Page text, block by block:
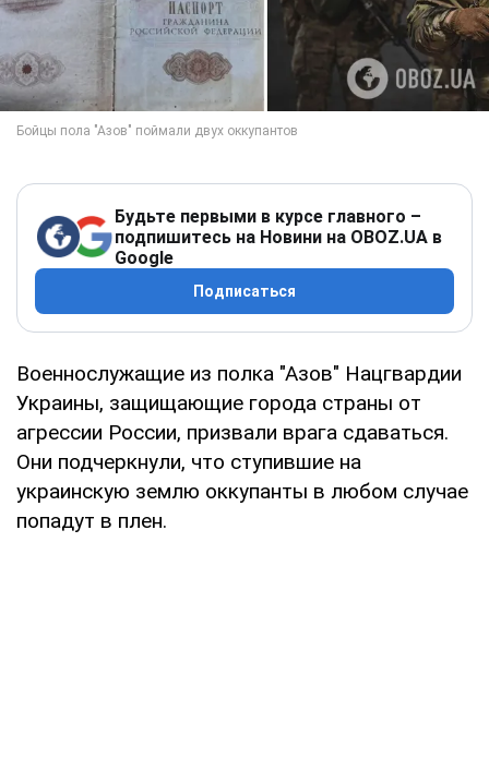
Будьте первыми в курсе главного –
подпишитесь на Новини на OBOZ.UA в
Google
Подписаться
Военнослужащие из полка "Азов" Нацгвардии
Украины, защищающие города страны от
агрессии России, призвали врага сдаваться.
Они подчеркнули, что ступившие на
украинскую землю оккупанты в любом случае
попадут в плен.